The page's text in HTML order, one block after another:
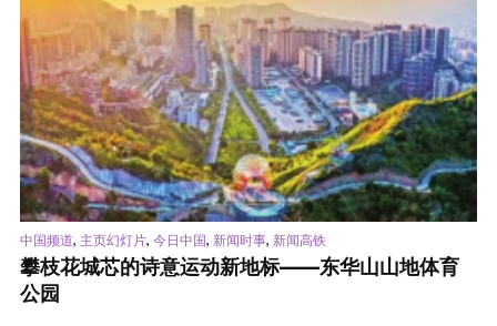
中国频道, 主页幻灯片, 今日中国, 新闻时事, 新闻高铁
攀枝花城芯的诗意运动新地标——东华山山地体育
公园